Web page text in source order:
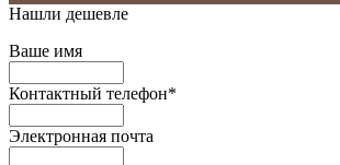
Нашли дешевле
Ваше имя
Контактный телефон*
Электронная почта